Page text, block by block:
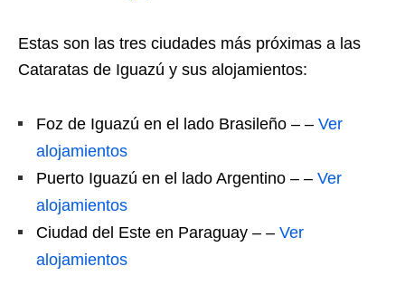
Estas son las tres ciudades más próximas a las
Cataratas de Iguazú y sus alojamientos:
Foz de Iguazú en el lado Brasileño – – Ver
alojamientos
Puerto Iguazú en el lado Argentino – – Ver
alojamientos
Ciudad del Este en Paraguay – – Ver
alojamientos